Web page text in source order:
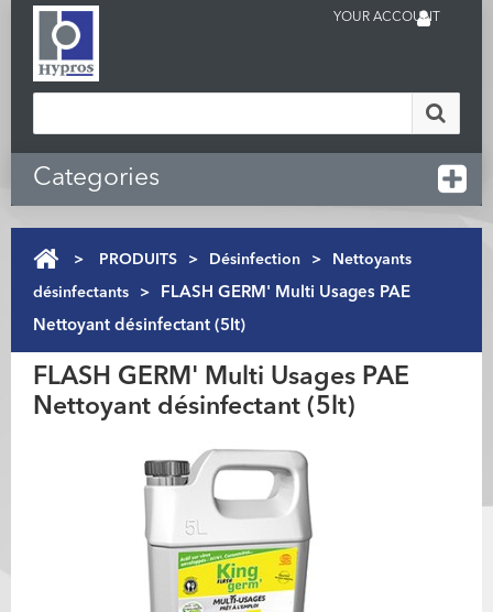
YOUR ACCOUNT
Categories
> PRODUITS > Désinfection > Nettoyants
désinfectants >
FLASH GERM' Multi Usages PAE
Nettoyant désinfectant (5lt)
FLASH GERM' Multi Usages PAE
Nettoyant désinfectant (5lt)